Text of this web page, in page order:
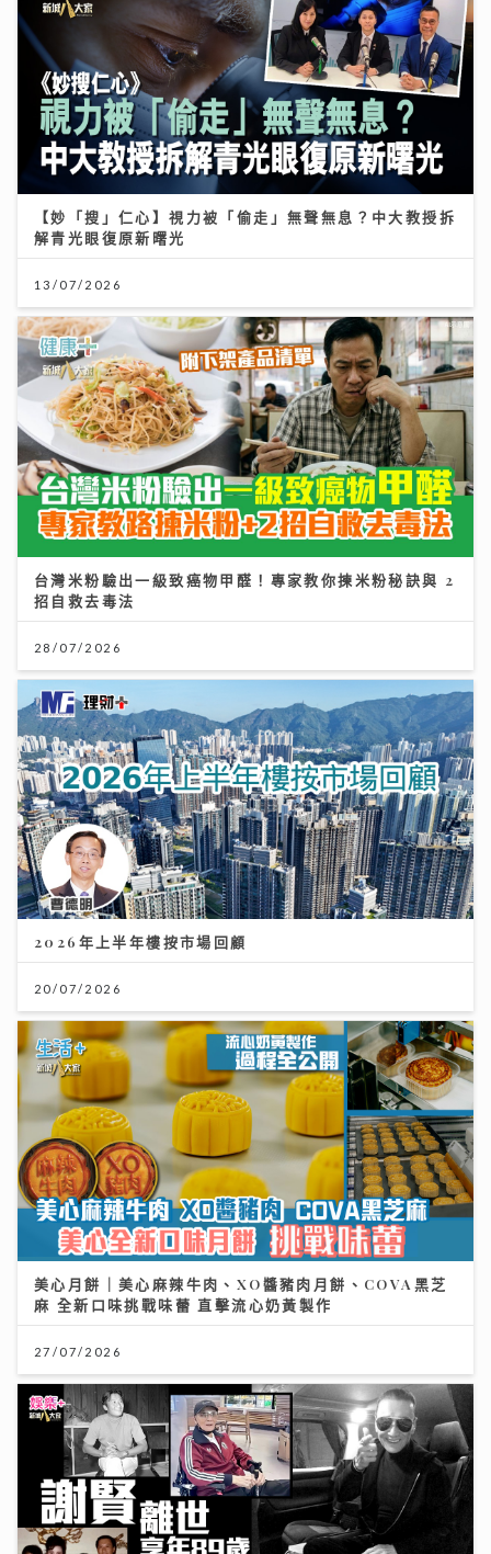
【妙「搜」仁心】視力被「偷走」無聲無息？中大教授拆
解青光眼復原新曙光
13/07/2026
台灣米粉驗出一級致癌物甲醛！專家教你揀米粉秘訣與 2
招自救去毒法
28/07/2026
2026年上半年樓按市場回顧
20/07/2026
美心月餅｜美心麻辣牛肉、XO醬豬肉月餅、COVA黑芝
麻 全新口味挑戰味蕾 直擊流心奶黃製作
27/07/2026